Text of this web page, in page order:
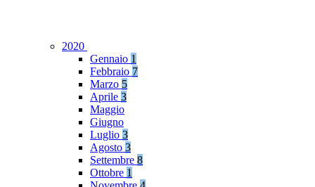
2020
Gennaio 1
Febbraio 7
Marzo 5
Aprile 3
Maggio
Giugno
Luglio 3
Agosto 3
Settembre 8
Ottobre 1